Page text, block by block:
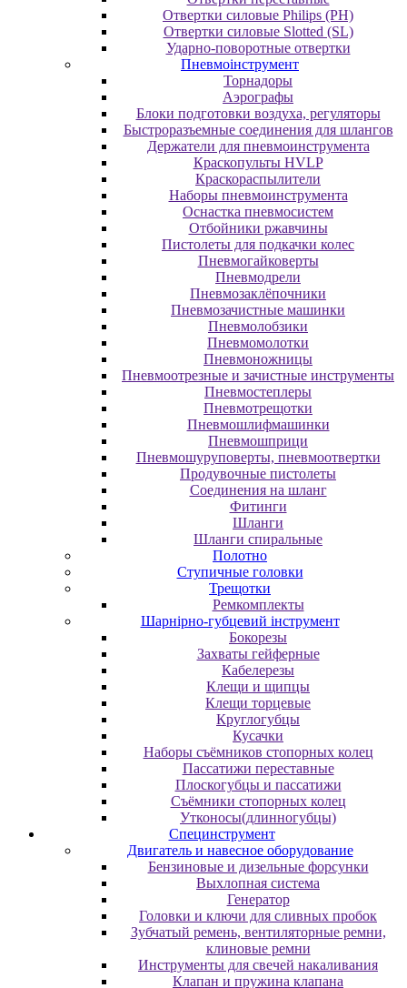
Отвертки силовые Philips (PH)
Отвертки силовые Slotted (SL)
Ударно-поворотные отвертки
Пневмоінструмент
Topнaдopы
Аэрографы
Блоки подготовки воздуха, регуляторы
Быстроразъемные соединения для шлангов
Держатели для пневмоинструмента
Краскопульты HVLP
Краскораспылители
Наборы пневмоинструмента
Оснастка пневмосистем
Отбойники ржавчины
Пистолеты для подкачки колес
Пневмогайковерты
Пневмодрели
Пневмозаклёпочники
Пневмозачистные машинки
Пневмолобзики
Пневмомолотки
Пневмоножницы
Пневмоотрезные и зачистные инструменты
Пневмостеплеры
Пневмотрещотки
Пневмошлифмашинки
Пневмошприци
Пневмошуруповерты, пневмоотвертки
Продувочные пистолеты
Соединения на шланг
Фитинги
Шланги
Шланги спиральные
Полотно
Ступичные головки
Трещотки
Ремкомплекты
Шарнірно-губцевий інструмент
Бокорезы
Захваты гейферные
Кабелерезы
Клещи и щипцы
Клещи торцевые
Круглогубцы
Кусачки
Наборы съёмников стопорных колец
Пассатижи переставные
Плоскогубцы и пассатижи
Съёмники стопорных колец
Утконосы(длинногубцы)
Специнструмент
Двигатель и навесное оборудование
Бензиновые и дизельные форсунки
Выхлопная система
Генератор
Головки и ключи для сливных пробок
Зубчатый ремень, вентиляторные ремни,
клиновые ремни
Инструменты для свечей накаливания
Клапан и пружина клапана